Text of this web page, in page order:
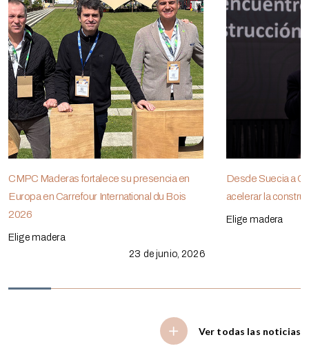
CMPC Maderas fortalece su presencia en
Europa en Carrefour International du Bois
2026
Elige madera
23 de junio, 2026
Desde Suecia a
acelerar la
Elige madera
Ver todas las noticias